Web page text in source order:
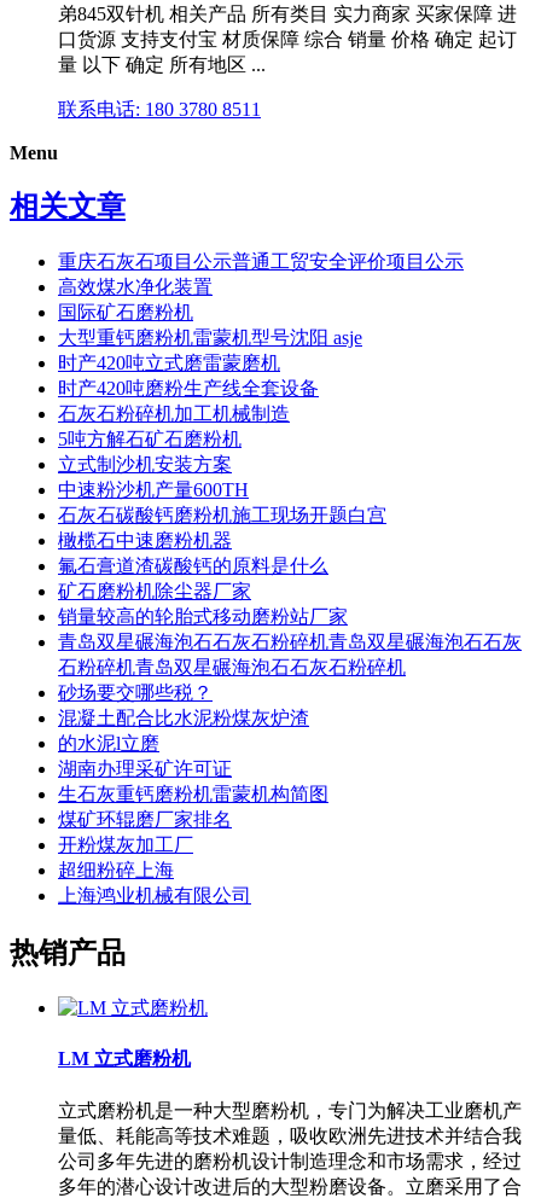
弟845双针机 相关产品 所有类目 实力商家 买家保障 进
口货源 支持支付宝 材质保障 综合 销量 价格 确定 起订
量 以下 确定 所有地区 ...
联系电话: 180 3780 8511
Menu
相关文章
重庆石灰石项目公示普通工贸安全评价项目公示
高效煤水净化装置
国际矿石磨粉机
大型重钙磨粉机雷蒙机型号沈阳 asje
时产420吨立式磨雷蒙磨机
时产420吨磨粉生产线全套设备
石灰石粉碎机加工机械制造
5吨方解石矿石磨粉机
立式制沙机安装方案
中速粉沙机产量600TH
石灰石碳酸钙磨粉机施工现场开题白宫
橄榄石中速磨粉机器
氟石膏道渣碳酸钙的原料是什么
矿石磨粉机除尘器厂家
销量较高的轮胎式移动磨粉站厂家
青岛双星碾海泡石石灰石粉碎机青岛双星碾海泡石石灰
石粉碎机青岛双星碾海泡石石灰石粉碎机
砂场要交哪些税？
混凝土配合比水泥粉煤灰炉渣
的水泥l立磨
湖南办理采矿许可证
生石灰重钙磨粉机雷蒙机构简图
煤矿环辊磨厂家排名
开粉煤灰加工厂
超细粉碎上海
上海鸿业机械有限公司
热销产品
LM 立式磨粉机
立式磨粉机是一种大型磨粉机，专门为解决工业磨机产
量低、耗能高等技术难题，吸收欧洲先进技术并结合我
公司多年先进的磨粉机设计制造理念和市场需求，经过
多年的潜心设计改进后的大型粉磨设备。立磨采用了合